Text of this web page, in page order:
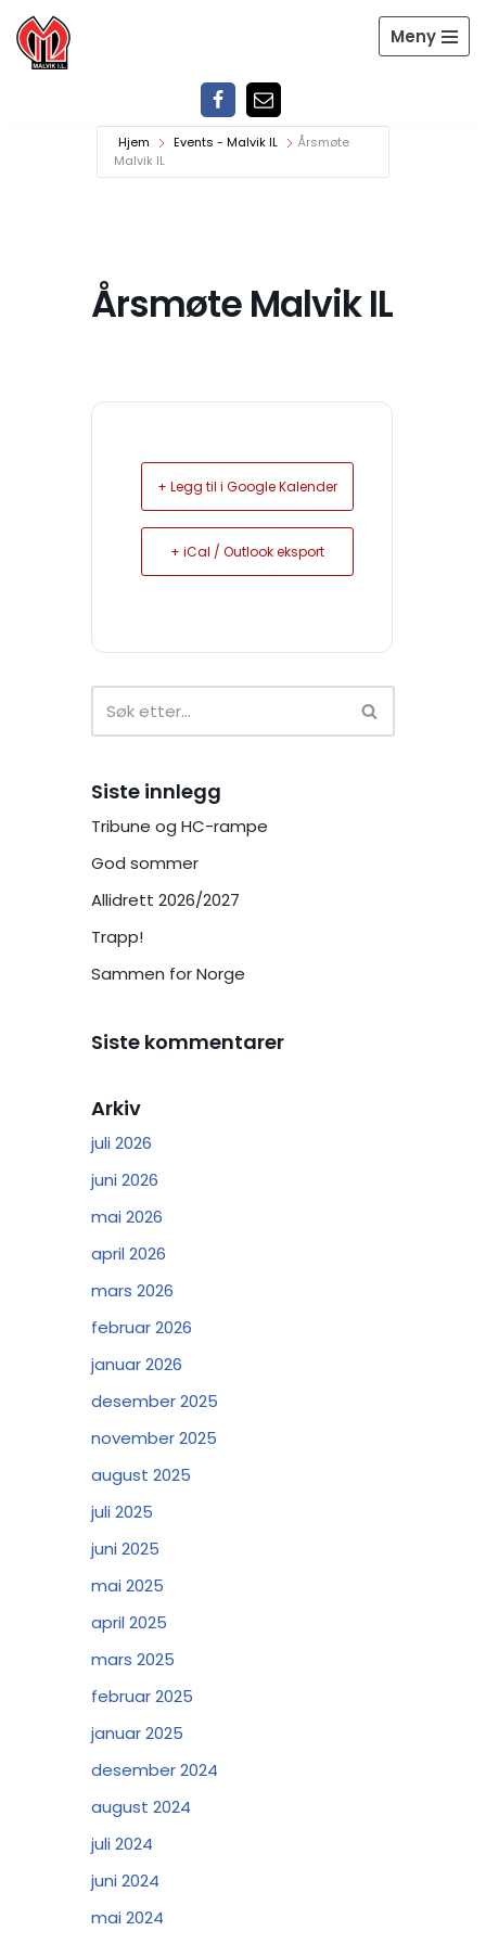
Hopp
Meny
Hjem Events - Malvik IL
Årsmøte
Malvik IL
Årsmøte Malvik IL
+ Legg til i Google Kalender
+ iCal / Outlook eksport
Siste innlegg
Tribune og HC-rampe
God sommer
Allidrett 2026/2027
Trapp!
Sammen for Norge
Siste kommentarer
Arkiv
juli 2026
juni 2026
mai 2026
april 2026
mars 2026
februar 2026
januar 2026
desember 2025
november 2025
august 2025
juli 2025
juni 2025
mai 2025
april 2025
mars 2025
februar 2025
januar 2025
desember 2024
august 2024
juli 2024
juni 2024
mai 2024